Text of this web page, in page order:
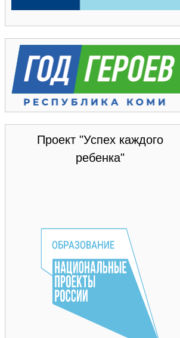
Проект "Успех каждого
ребенка"